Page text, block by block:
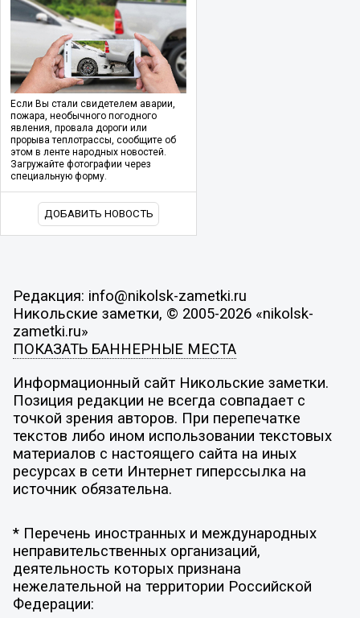
Если Вы стали свидетелем аварии,
пожара, необычного погодного
явления, провала дороги или
прорыва теплотрассы, сообщите об
этом в ленте народных новостей.
Загружайте фотографии через
специальную форму.
ДОБАВИТЬ НОВОСТЬ
Редакция: info@nikolsk-zametki.ru
Никольские заметки, © 2005-2026 «nikolsk-
zametki.ru»
ПОКАЗАТЬ БАННЕРНЫЕ МЕСТА
Информационный сайт Никольские заметки.
Позиция редакции не всегда совпадает с
точкой зрения авторов. При перепечатке
текстов либо ином использовании текстовых
материалов с настоящего сайта на иных
ресурсах в сети Интернет гиперссылка на
источник обязательна.
* Перечень иностранных и международных
неправительственных организаций,
деятельность которых признана
нежелательной на территории Российской
Федерации: